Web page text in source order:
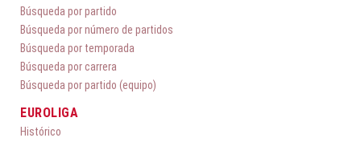
Búsqueda por partido
Búsqueda por número de partidos
Búsqueda por temporada
Búsqueda por carrera
Búsqueda por partido (equipo)
EUROLIGA
Histórico